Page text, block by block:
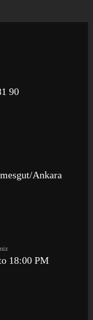
90
Ankara
18:00 PM